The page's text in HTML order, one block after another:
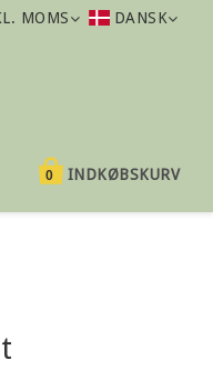
MOMS DANSK
INDKØBSKURV
0